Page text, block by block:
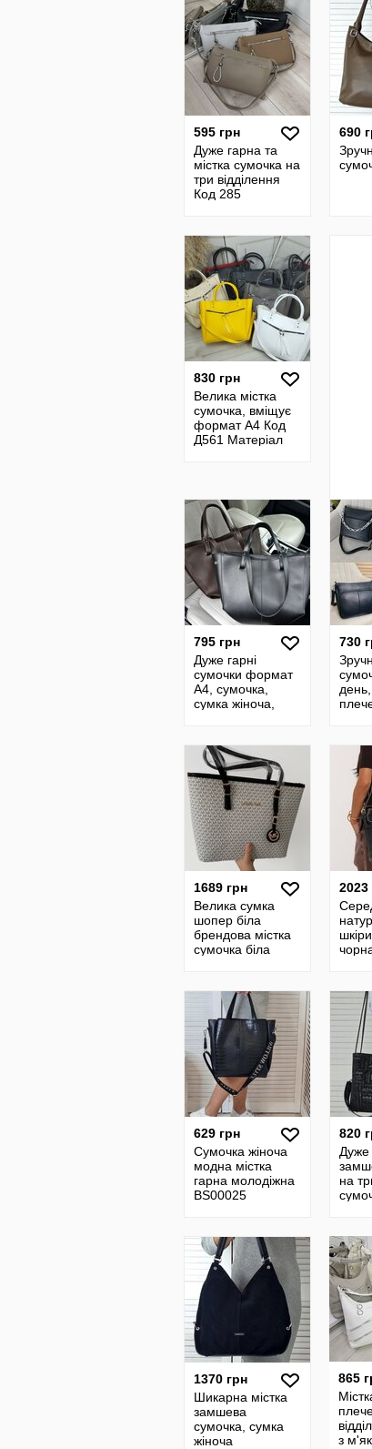
595 грн
Дуже гарна та
містка сумочка на
три відділення
Код 285
690
830 грн
Велика містка
сумочка, вміщує
формат А4 Код
Д561 Матеріал
795 грн
Дуже гарні
сумочки формат
А4, сумочка,
сумка жіноча,
730
1689 грн
Велика сумка
шопер біла
брендова містка
сумочка біла
2023
629 грн
Сумочка жіноча
модна містка
гарна молодіжна
BS00025
820
Дуже
на
1370 грн
Шикарна містка
замшева
сумочка, сумка
жіноча
865
з